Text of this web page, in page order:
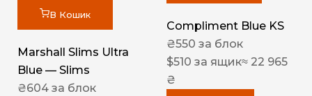
В Кошик
Marshall Slims Ultra
Blue — Slims
₴604 за блок
Compliment Blue KS
₴550 за блок
$510 за ящик≈ 22 965
₴